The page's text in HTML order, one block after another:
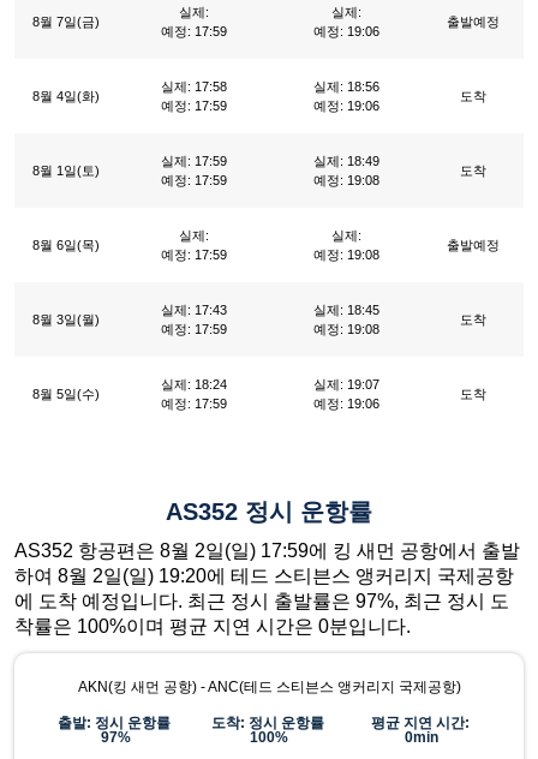
8월 7일(금)
실제:
예정: 17:59
실제:
예정: 19:06
출발예정
8월 4일(화)
실제: 17:58
예정: 17:59
실제: 18:56
예정: 19:06
도착
8월 1일(토)
실제: 17:59
예정: 17:59
실제: 18:49
예정: 19:08
도착
8월 6일(목)
실제:
예정: 17:59
실제:
예정: 19:08
출발예정
8월 3일(월)
실제: 17:43
예정: 17:59
실제: 18:45
예정: 19:08
도착
8월 5일(수)
실제: 18:24
예정: 17:59
실제: 19:07
예정: 19:06
도착
AS352 정시 운항률
AS352 항공편은 8월 2일(일) 17:59에 킹 새먼 공항에서 출발
하여 8월 2일(일) 19:20에 테드 스티븐스 앵커리지 국제공항
에 도착 예정입니다. 최근 정시 출발률은 97%, 최근 정시 도
착률은 100%이며 평균 지연 시간은 0분입니다.
AKN(킹 새먼 공항) - ANC(테드 스티븐스 앵커리지 국제공항)
출발: 정시 운항률
97%
도착: 정시 운항률
100%
평균 지연 시간:
0min